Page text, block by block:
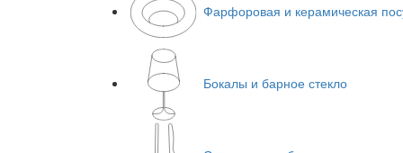
Фарфоровая и керамическая
Бокалы и барное стекло